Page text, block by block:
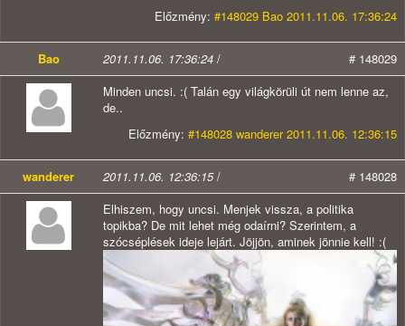
Előzmény: #148029 Bao 2011.11.06. 17:36:24
Bao 2011.11.06. 17:36:24 /
# 148029
Minden uncsi. :( Talán egy világkörüli út nem lenne az,
de..
Előzmény: #148028 wanderer 2011.11.06. 12:36:15
wanderer 2011.11.06. 12:36:15/
# 148028
Elhiszem, hogy uncsi. Menjek vissza, a politika
topikba? De mit lehet még odaírni? Szerintem, a
szócséplések ideje lejárt. Jöjjön, aminek jönnie kell! :(